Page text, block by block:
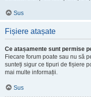
Sus
Fișiere atașate
Ce atașamente sunt permise
Fiecare forum poate sau nu să
sunteți sigur ce tipuri de fișiere
mai multe informații.
Sus